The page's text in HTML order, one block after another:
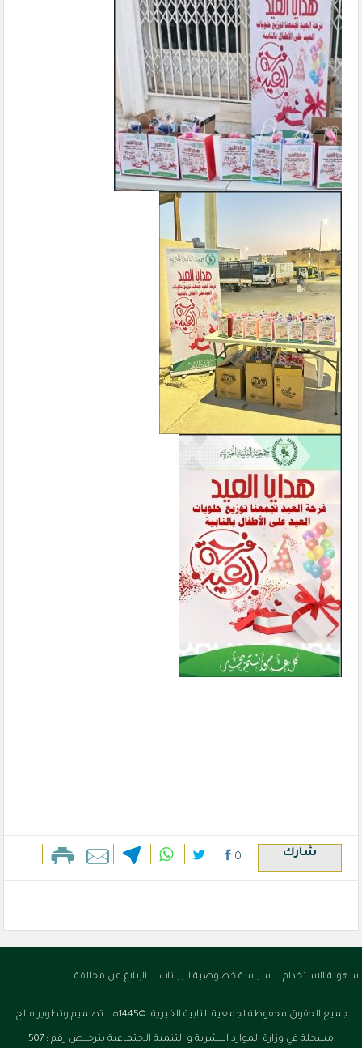
شارك 0
سهولة الاستخدام سياسة خصوصية البيانات الإبلاغ عن مخالفة
جميع الحقوق محفوظة لجمعية النابية الخيرية ©1445هـ | تصميم وتطوير فالح
مسجلة في وزارة الموارد البشرية و التنمية الاجتماعية بترخيص رقم : 507